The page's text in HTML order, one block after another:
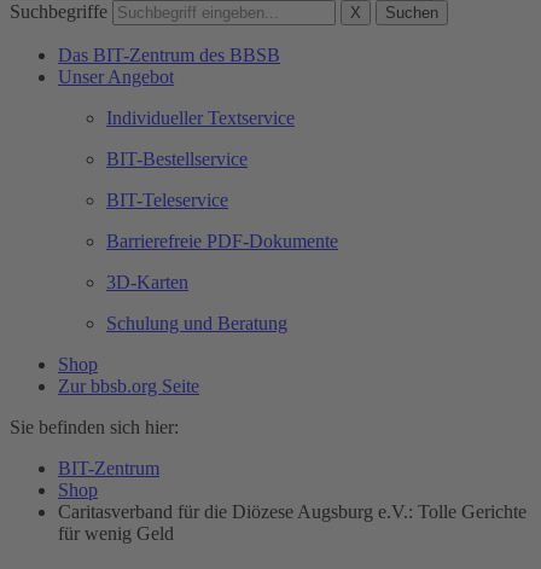
Suchbegriffe X Suchen
Das BIT-Zentrum des BBSB
Unser Angebot
Individueller Textservice
BIT-Bestellservice
BIT-Teleservice
Barrierefreie PDF-Dokumente
3D-Karten
Schulung und Beratung
Shop
Zur bbsb.org Seite
Sie befinden sich hier:
BIT-Zentrum
Shop
Caritasverband für die Diözese Augsburg e.V.: Tolle Gerichte
für wenig Geld